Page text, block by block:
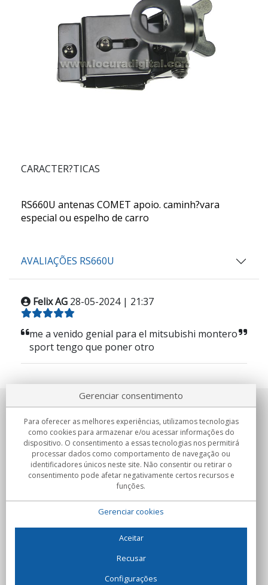
CARACTER?TICAS
RS660U antenas COMET apoio. caminh?vara
especial ou espelho de carro
AVALIAÇÕES RS660U
Felix AG 28-05-2024 | 21:37
me a venido genial para el mitsubishi montero
sport tengo que poner otro
Sobre nosotros
Compromissos
Compras
C/Flassaders, 13, Nave 6, 08130 Santa Perpètua de Mogoda
Gerenciar consentimento
Para oferecer as melhores experiências, utilizamos tecnologias
como cookies para armazenar e/ou acessar informações do
dispositivo. O consentimento a essas tecnologias nos permitirá
processar dados como comportamento de navegação ou
identificadores únicos neste site. Não consentir ou retirar o
consentimento pode afetar negativamente certos recursos e
funções.
Gerenciar cookies
Aceitar
Recusar
Configurações